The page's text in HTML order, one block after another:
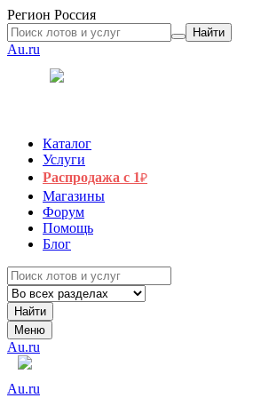
Регион Россия
Найти
Au.ru
Каталог
Услуги
Распродажа с 1₽
Магазины
Форум
Помощь
Блог
Найти
Меню
Au.ru
Au.ru